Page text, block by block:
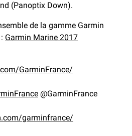
(Panoptix Down).
de la gamme Garmin
Garmin Marine 2017
GarminFrance/
@GarminFrance
garminfrance/